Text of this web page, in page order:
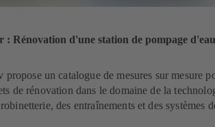
: Rénovation d'une station de pompage
propose un catalogue de mesures sur mesure
de rénovation dans le domaine de la
des entraînements et des systèmes